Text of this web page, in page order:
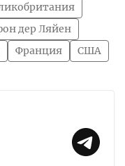
дер Ляйен
Франция США